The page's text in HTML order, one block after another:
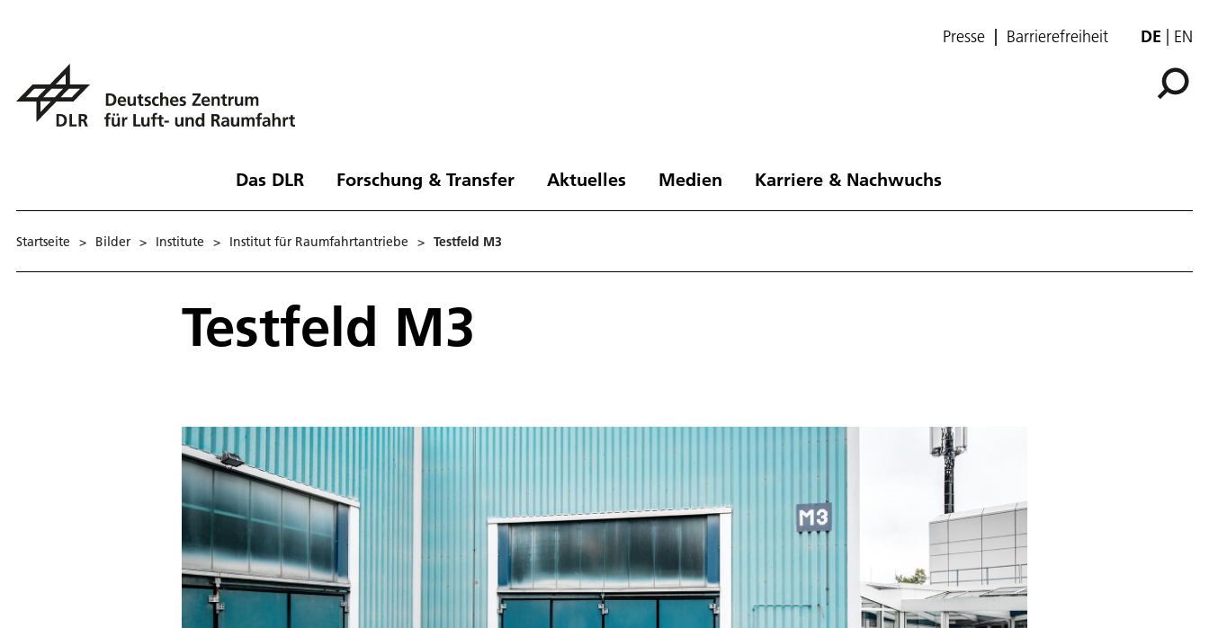
Presse Barrierefreiheit DE EN
Das DLR Forschung & Transfer Aktuelles Medien Karriere & Nachwuchs
Startseite > Bilder > Institute > Institut für Raumfahrtantriebe > Testfeld M3
Testfeld M3